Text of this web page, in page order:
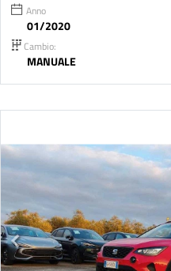
Anno
01/2020
Cambio:
MANUALE